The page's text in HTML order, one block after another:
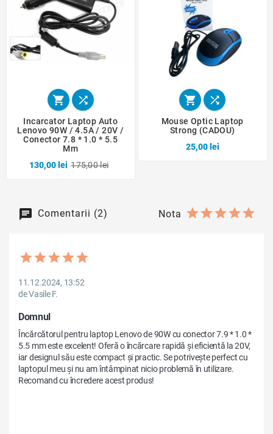
 
Incarcator Laptop Auto
Lenovo 90W / 4.5A / 20V /
Conector 7.8 * 1.0 * 5.5
Mm
130,00 lei 175,00 lei
 
Mouse Optic Laptop
Strong (CADOU)
25,00 lei
Comentarii (2) Nota
11.12.2024, 13:52
de Vasile F.
Domnul
Încărcătorul pentru laptop Lenovo de 90W cu conector 7.9 * 1.0 *
5.5 mm este excelent! Oferă o încărcare rapidă și eficientă la 20V,
iar designul său este compact și practic. Se potrivește perfect cu
laptopul meu și nu am întâmpinat nicio problemă în utilizare.
Recomand cu încredere acest produs!